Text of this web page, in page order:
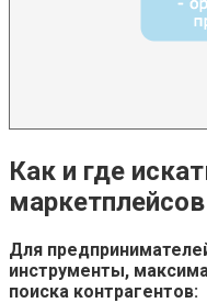
Как и где
маркетплейсов
Для
инструменты,
поиска контрагентов: